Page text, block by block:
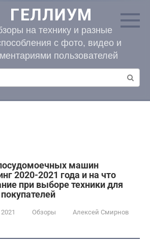
ГЕЛЛИУМ
на технику и разные
с фото, видео и
пользователей
машин
2020-2021 года и на что
при выборе техники для
Обзоры Алексей Смирнов